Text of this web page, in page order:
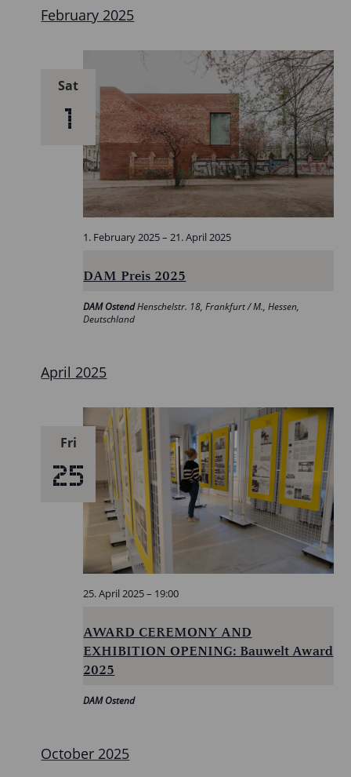
February 2025
Sat
1
DAM Preis 2025
1. February 2025– 21. April 2025
DAM OstendHenschelstr. 18, Frankfurt / M., Hessen,
Deutschland
April 2025
Fri
25
AWARD CEREMONY AND
EXHIBITION OPENING: Bauwelt Award
2025
25. April 2025 – 19:00
DAM Ostend
October 2025